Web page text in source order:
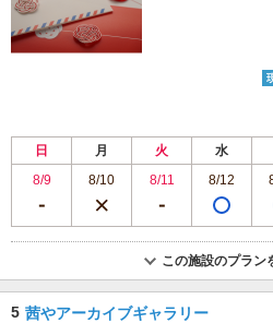
日 月 火 水
8/9
8/10 8/11 8/12
この施設のプラン
5 茜やアーカイブギャラリー